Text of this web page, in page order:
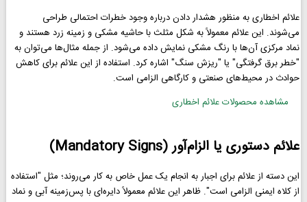
علائم اخطاری به منظور هشدار دادن درباره وجود خطرات احتمالی طراحی
می‌شوند. این علائم معمولاً به شکل مثلث با حاشیه مشکی و زمینه زرد هستند و
نماد مرکزی آن‌ها با رنگ مشکی نمایش داده می‌شود. از جمله مثال‌ها می‌توان به
"خطر برق گرفتگی" یا "ریزش سنگ" اشاره کرد. استفاده از این علائم برای کاهش
حوادث در محیط‌های صنعتی و کارگاهی الزامی است.
مشاهده محصولات علائم اخطاری
علائم دستوری یا الزام‌آور (Mandatory Signs)
این دسته از علائم برای اجبار به انجام یک عمل خاص به کار می‌روند؛ مثل "استفاده
از کلاه ایمنی الزامی است". ظاهر این علائم معمولاً دایره‌ای با پس‌زمینه آبی و نماد